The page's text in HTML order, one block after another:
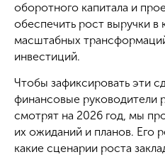
оборотного капитала и
обеспечить рост выручки
масштабных
инвестиций.
Чтобы зафиксировать эти
финансовые руководители
смотрят на 2026 год, мы
их ожиданий и планов. Его
какие сценарии роста